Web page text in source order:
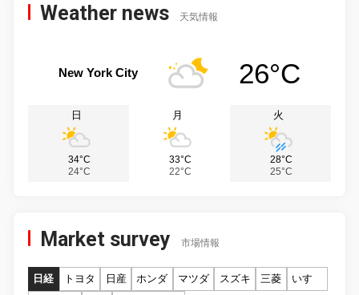
Weather news 天気情報
New York City 26°C
日
34°C
24°C
月
33°C
22°C
火
28°C
25°C
Market survey 市場情報
日経 トヨタ 日産 ホンダ マツダ スズキ 三菱
いすゞ